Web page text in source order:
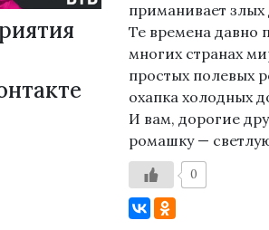
приманивает злых
Те времена давно
многих странах
простых полевых
охапка холодных
И вам, дорогие
ромашку —
0